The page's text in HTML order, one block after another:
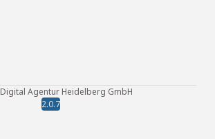
Digital Agentur Heidelberg GmbH
2.0.7